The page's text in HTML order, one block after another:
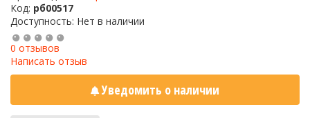
Код: рб00517
Доступность: Нет в наличии
0 отзывов
Написать отзыв
Уведомить о наличии